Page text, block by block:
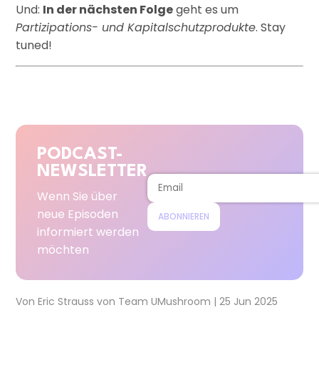
Und: In der nächsten Folgegeht es um
Partizipations- und Kapitalschutzprodukte. Stay
tuned!
PODCAST-
NEWSLETTER
Wenn Sie über
neue Episoden
informiert werden
möchten
ABONNIEREN
VonEric Straussvon Team UMushroom |25 Jun 2025